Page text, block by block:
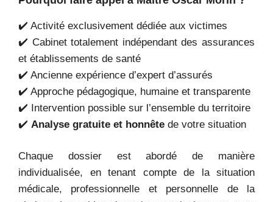
✔️ Activité exclusivement dédiée aux victimes
✔️ Cabinet totalement indépendant des assurances
et établissements de santé
✔️ Ancienne expérience d’expert d’assurés
✔️ Approche pédagogique, humaine et transparente
✔️ Intervention possible sur l’ensemble du territoire
✔️ Analyse gratuite et honnête de votre situation
Chaque dossier est abordé de manière
individualisée, en tenant compte de la situation
médicale, professionnelle et personnelle de la